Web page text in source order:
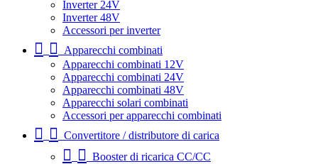
Inverter 24V
Inverter 48V
Accessori per inverter
Apparecchi combinati
Apparecchi combinati 12V
Apparecchi combinati 24V
Apparecchi combinati 48V
Apparecchi solari combinati
Accessori per apparecchi combinati
Convertitore / distributore di carica
Booster di ricarica CC/CC